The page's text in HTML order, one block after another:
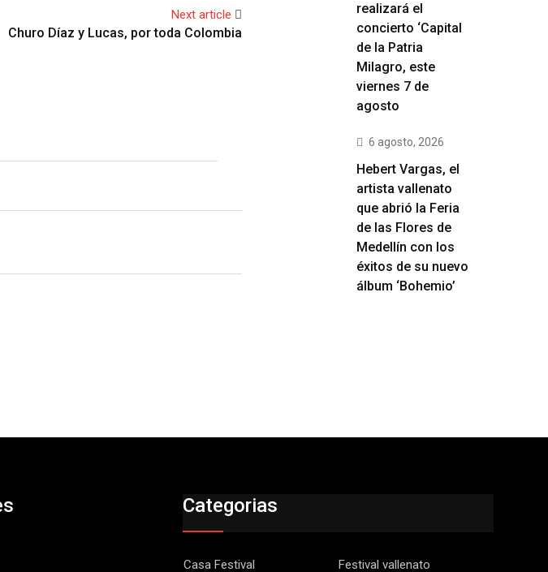
Next article
realizará el
concierto ‘Capital
de la Patria
Milagro, este
viernes 7 de
agosto
6 agosto, 2026
Hebert Vargas, el
artista vallenato
que abrió la Feria
de las Flores de
Medellín con los
éxitos de su nuevo
álbum ‘Bohemio’
Categorias
Casa Festival Festival vallenato